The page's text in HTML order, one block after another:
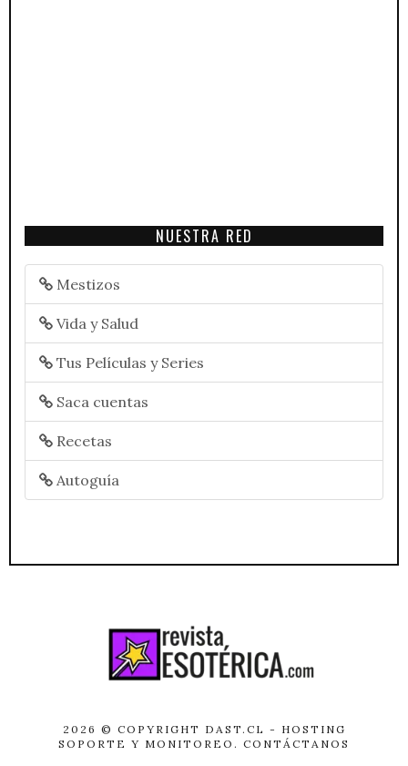
NUESTRA RED
Mestizos
Vida y Salud
Tus Películas y Series
Saca cuentas
Recetas
Autoguía
2026 © COPYRIGHT DAST.CL - HOSTING
SOPORTE Y MONITOREO. CONTÁCTANOS